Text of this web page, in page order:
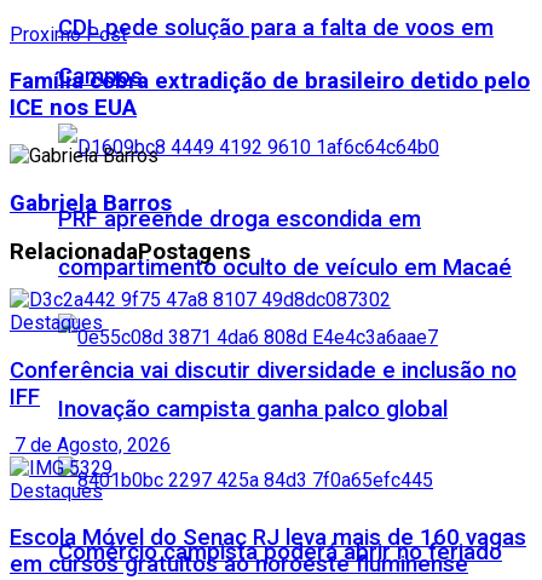
CDL pede solução para a falta de voos em
Campos
PRF apreende droga escondida em
compartimento oculto de veículo em Macaé
Inovação campista ganha palco global
Comércio campista poderá abrir no feriado
Proximo Post
Família cobra extradição de brasileiro detido pelo
ICE nos EUA
Gabriela Barros
RelacionadaPostagens
Destaques
Conferência vai discutir diversidade e inclusão no
IFF
7 de Agosto, 2026
Destaques
Escola Móvel do Senac RJ leva mais de 160 vagas
em cursos gratuitos ao noroeste fluminense